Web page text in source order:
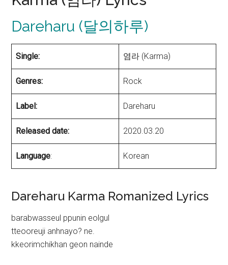
Dareharu (달의하루)
Single: 염라 (Karma)
Genres: Rock
Label: Dareharu
Released date: 2020.03.20
Language: Korean
Dareharu Karma Romanized Lyrics
barabwasseul ppunin eolgul
tteooreuji anhnayo? ne.
kkeorimchikhan geon nainde